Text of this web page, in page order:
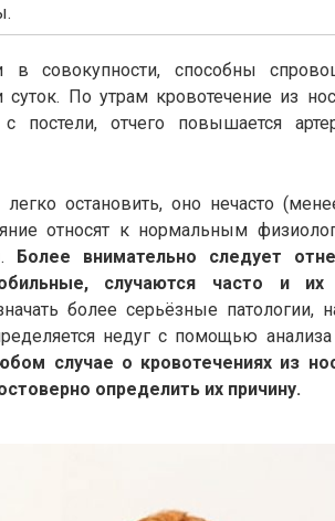
совокупности, способны
суток. По утрам кровотечение из
постели, отчего повышается
остановить, оно нечасто
относят к нормальным
Более внимательно следует
случаются часто и их
более серьёзные патологии,
недуг с помощью
случае о кровотечениях из
определить их причину.